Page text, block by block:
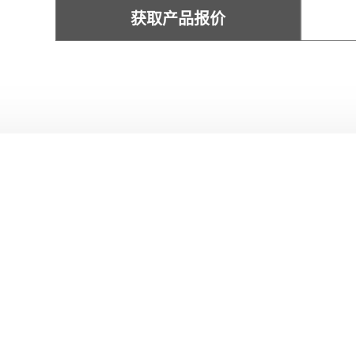
获取产品报价